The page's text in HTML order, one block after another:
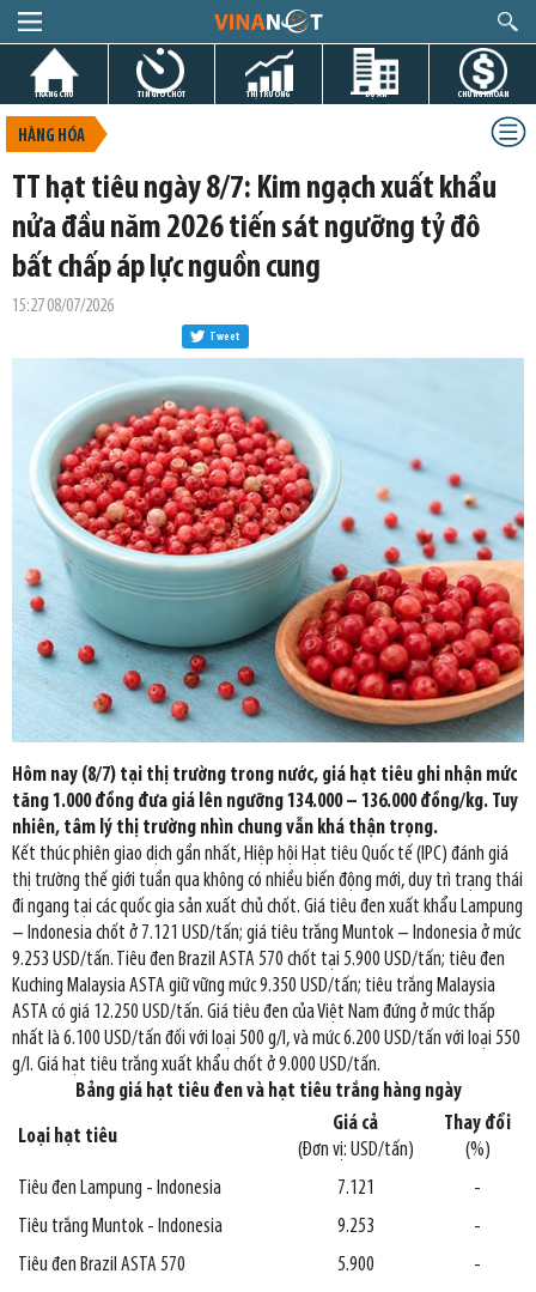
TRANG CHỦ TIN GIỜ CHÓT THỊ TRƯỜNG DỰ ÁN CHỨNG KHOÁN
HÀNG HÓA
TT hạt tiêu ngày 8/7: Kim ngạch xuất khẩu
nửa đầu năm 2026 tiến sát ngưỡng tỷ đô
bất chấp áp lực nguồn cung
15:27 08/07/2026
Tweet
Hôm nay (8/7) tại thị trường trong nước, giá hạt tiêu ghi nhận mức
tăng 1.000 đồng đưa giá lên ngưỡng 134.000 – 136.000 đồng/kg. Tuy
nhiên, tâm lý thị trường nhìn chung vẫn khá thận trọng.
Kết thúc phiên giao dịch gần nhất, Hiệp hội Hạt tiêu Quốc tế (IPC) đánh giá
thị trường thế giới tuần qua không có nhiều biến động mới, duy trì trạng thái
đi ngang tại các quốc gia sản xuất chủ chốt. Giá tiêu đen xuất khẩu Lampung
– Indonesia chốt ở 7.121 USD/tấn; giá tiêu trắng Muntok – Indonesia ở mức
9.253 USD/tấn. Tiêu đen Brazil ASTA 570 chốt tại 5.900 USD/tấn; tiêu đen
Kuching Malaysia ASTA giữ vững mức 9.350 USD/tấn; tiêu trắng Malaysia
ASTA có giá 12.250 USD/tấn. Giá tiêu đen của Việt Nam đứng ở mức thấp
nhất là 6.100 USD/tấn đối với loại 500 g/l, và mức 6.200 USD/tấn với loại 550
g/l. Giá hạt tiêu trắng xuất khẩu chốt ở 9.000 USD/tấn.
Bảng giá hạt tiêu đen và hạt tiêu trắng hàng ngày
Loại hạt tiêu
Giá cả
(Đơn vị: USD/tấn)
Thay đổi
(%)
Tiêu đen Lampung - Indonesia
7.121
-
Tiêu trắng Muntok - Indonesia
9.253
-
Tiêu đen Brazil ASTA 570
5.900
-